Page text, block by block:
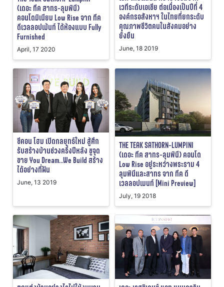
(เดอะ ทีค สาทร-ลุมพินี)
คอนโดมิเนียม Low Rise จาก ทีค
ดีเวลลอปเม้นท์ ได้ห้องแบบ Fully
Furnished
April, 17 2020
เวทีระดับเอเชีย ต่อเนื่องเป็นปีที่ 4
องค์กรอสังหาฯ ในไทยที่ยกระดับ
คุณภาพชีวิตคนในสังคมอย่าง
ยั่งยืน
June, 18 2019
ซีคอน โฮม เปิดกลยุทธ์ใหม่ สู้ศึก
รับสร้างบ้านช่วงครึ่งปีหลัง ชูจุด
ขาย You Dream…We Build สร้าง
ได้อย่างที่ฝัน
June, 13 2019
THE TEAK SATHORN-LUMPINI
(เดอะ ทีค สาทร-ลุมพินี) คอนโด
Low Rise อยู่ระหว่างพระราม 4
ลุมพินีและสาทร จาก ทีค ดี
เวลลอปเมนท์ [Mini Preview]
July, 19 2018